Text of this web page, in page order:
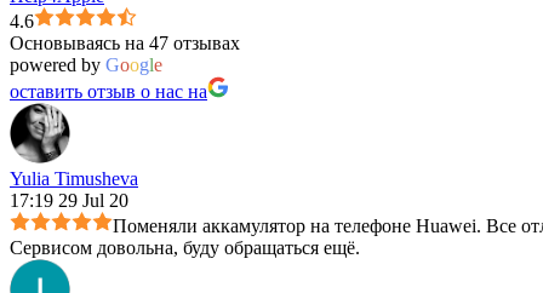
4.6
Основываясь на 47 отзывах
powered by Google
оставить отзыв о нас на
Yulia Timusheva
17:19 29 Jul 20
Поменяли аккамулятор на телефоне Huawei. Все
Сервисом довольна, буду обращаться ещё.